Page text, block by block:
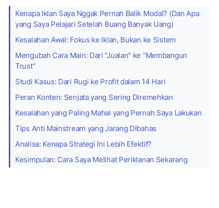
Kenapa Iklan Saya Nggak Pernah Balik Modal? (Dan Apa
yang Saya Pelajari Setelah Buang Banyak Uang)
Kesalahan Awal: Fokus ke Iklan, Bukan ke Sistem
Mengubah Cara Main: Dari “Jualan” ke “Membangun
Trust”
Studi Kasus: Dari Rugi ke Profit dalam 14 Hari
Peran Konten: Senjata yang Sering Diremehkan
Kesalahan yang Paling Mahal yang Pernah Saya Lakukan
Tips Anti Mainstream yang Jarang Dibahas
Analisa: Kenapa Strategi Ini Lebih Efektif?
Kesimpulan: Cara Saya Melihat Periklanan Sekarang